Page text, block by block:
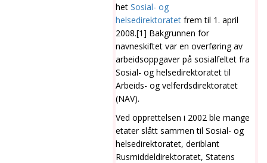
het Sosial- og
helsedirektoratet frem til 1. april
2008.[1] Bakgrunnen for
navneskiftet var en overføring av
arbeidsoppgaver på sosialfeltet fra
Sosial- og helsedirektoratet til
Arbeids- og velferdsdirektoratet
(NAV).
Ved opprettelsen i 2002 ble mange
etater slått sammen til Sosial- og
helsedirektoratet, deriblant
Rusmiddeldirektoratet, Statens